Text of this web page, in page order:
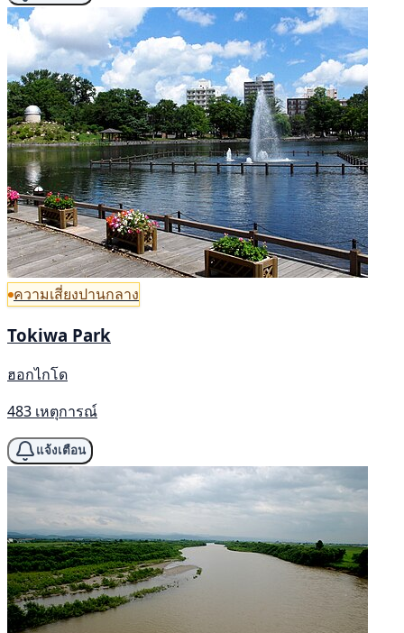
ความเสี่ยงปานกลาง
Tokiwa Park
ฮอกไกโด
483 เหตุการณ์
แจ้งเตือน